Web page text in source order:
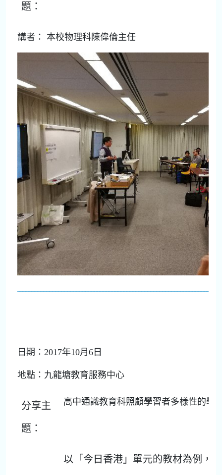
題：
講者： 本校物理科陳偉倫主任
日期：2017年10月6日
地點：九龍塘教育服務中心
分享主
題：
高中通識教育科照顧學習者多樣性的學
以「今日香港」單元的教材為例，